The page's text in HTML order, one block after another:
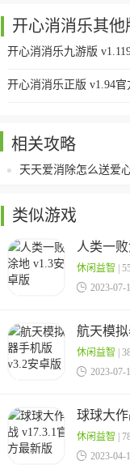
开心消消乐其他
开心消消乐九游版
开心消消乐正版 v1.94官
相关攻略
天天爱消除怎么送爱
类似游戏
人类一
休闲益智 |
 2023-07-
航天模
休闲益智 |
 2023-07-
球球大
休闲益智 |
 2023-04-